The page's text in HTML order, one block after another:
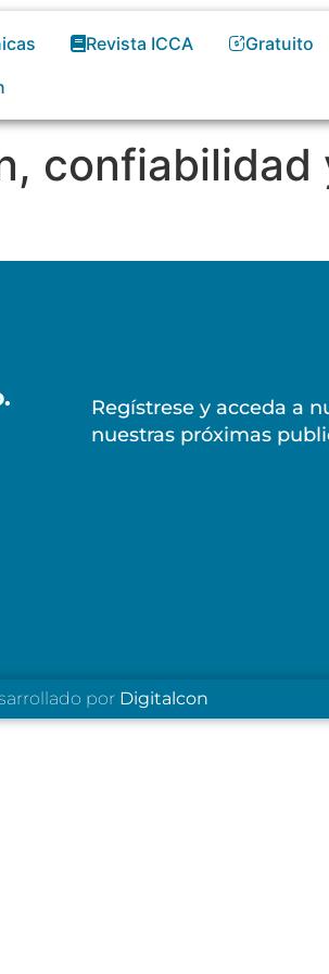
Revista ICCA
Gratuito
Regístrese y acceda a
nuestras próximas
por Digitalcon